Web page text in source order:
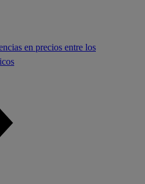
en precios entre los